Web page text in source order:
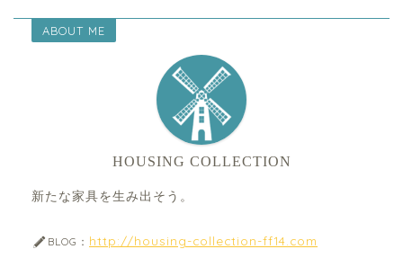
ABOUT ME
HOUSING COLLECTION
新たな家具を生み出そう。
BLOG： http://housing-collection-ff14.com